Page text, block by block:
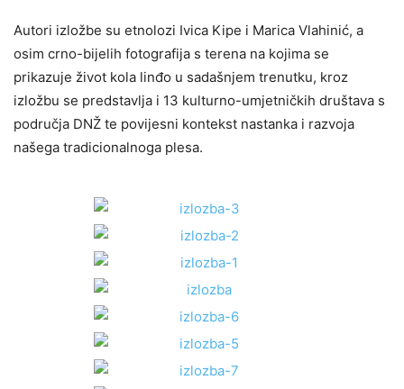
Autori izložbe su etnolozi Ivica Kipe i Marica Vlahinić, a
osim crno-bijelih fotografija s terena na kojima se
prikazuje život kola linđo u sadašnjem trenutku, kroz
izložbu se predstavlja i 13 kulturno-umjetničkih društava s
područja DNŽ te povijesni kontekst nastanka i razvoja
našega tradicionalnoga plesa.